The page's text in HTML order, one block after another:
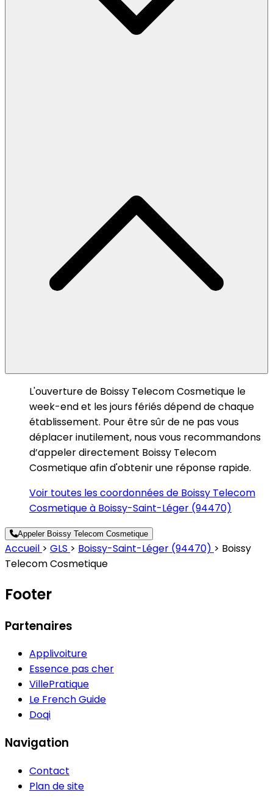
L'ouverture de Boissy Telecom Cosmetique le
week-end et les jours fériés dépend de chaque
établissement. Pour être sûr de ne pas vous
déplacer inutilement, nous vous recommandons
d’appeler directement Boissy Telecom
Cosmetique afin d'obtenir une réponse rapide.
Voir toutes les coordonnées de Boissy Telecom
Cosmetique à Boissy-Saint-Léger (94470)
Appeler Boissy Telecom Cosmetique
Accueil > GLS > Boissy-Saint-Léger (94470) > Boissy
Telecom Cosmetique
Footer
Partenaires
Applivoiture
Essence pas cher
VillePratique
Le French Guide
Doqi
Navigation
Contact
Plan de site